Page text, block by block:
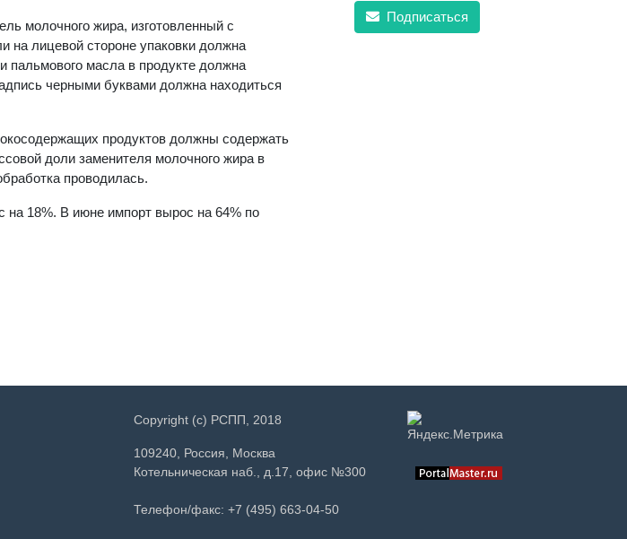
молочного жира, изготовленный с
на лицевой стороне упаковки должна
пальмового масла в продукте должна
черными буквами должна находиться
продуктов должны содержать
доли заменителя молочного жира в
проводилась.
на 18%. В июне импорт вырос на 64% по
Подписаться
Copyright (c) РСПП, 2018
109240, Россия, Москва
Котельническая наб., д.17, офис №300
Телефон/факс: +7 (495) 663-04-50